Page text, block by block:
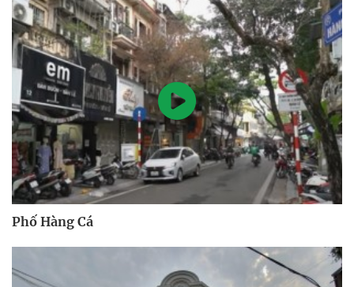
Phố Hàng Cá